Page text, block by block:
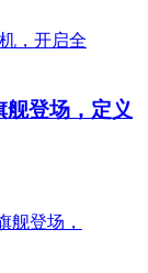
舰登场，定义